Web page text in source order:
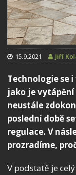
15.9.2021 Jiří
Technologie se
jako je
neustále
poslední době
regulace. V
prozradíme,
V podstatě je